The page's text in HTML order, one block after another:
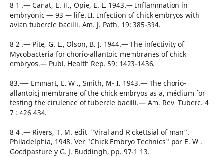
8 1 .— Canat, E. H., Opie, E. L. 1943.— Inflammation in
embryonic — 93 — life. II. Infection of chick embryos with
avian tubercle bacilli. Am. J. Path. 19: 385-394.
8 2 .— Pite, G. L., Olson, B. J. 1944.— The infectivity of
Mycobacteria for chorio-allantoic membranes of chick
embryos.— Publ. Health Rep. 59: 1423-1436.
83.-— Emmart, E. W ., Smith, M- I. 1943.— The chorio-
allantoicj membrane of the chick embryos as a, médium for
testing the cirulence of tubercle bacilli.— Am. Rev. Tuberc. 4
7 : 426 434.
8 4 .— Rivers, T. M. edit. "Viral and Rickettsial of man".
Philadelphia, 1948. Ver "Chick Embryo Technics" por E. W .
Goodpasture y G. J. Buddingh, pp. 97-1 13.